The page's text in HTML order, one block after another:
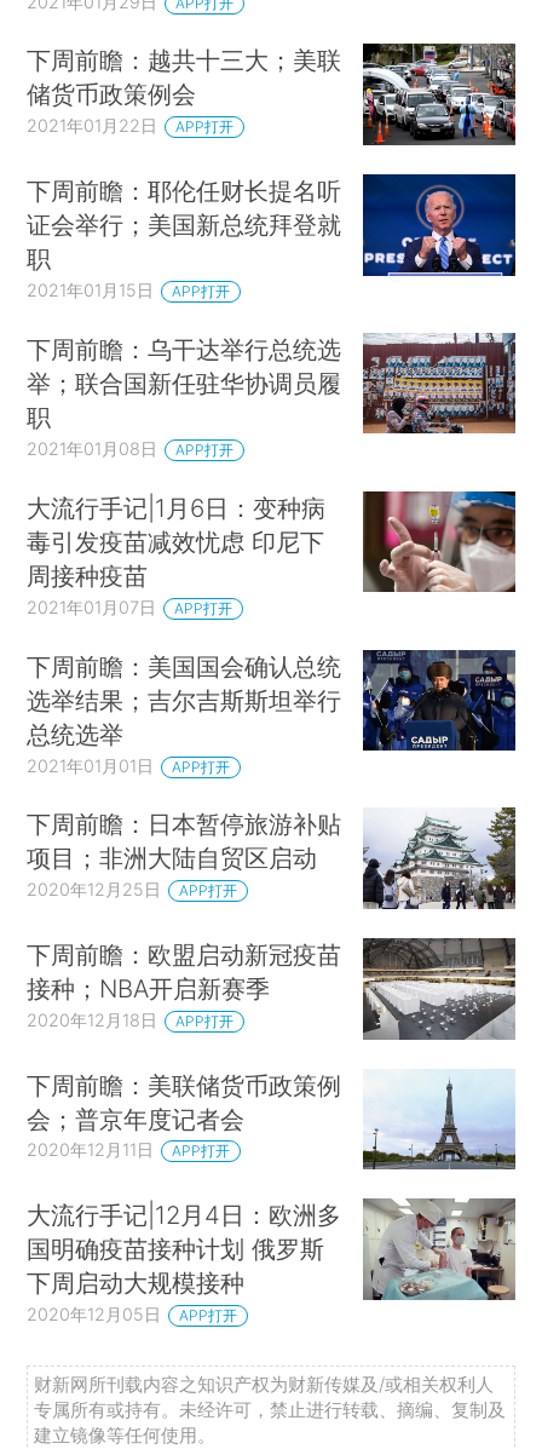
下周前瞻：越共十三大；美联
储货币政策例会
2021年01月22日 APP打开
下周前瞻：耶伦任财长提名听
证会举行；美国新总统拜登就
职
2021年01月15日 APP打开
下周前瞻：乌干达举行总统选
举；联合国新任驻华协调员履
职
2021年01月08日 APP打开
大流行手记|1月6日：变种病
毒引发疫苗减效忧虑 印尼下
周接种疫苗
2021年01月07日 APP打开
下周前瞻：美国国会确认总统
选举结果；吉尔吉斯斯坦举行
总统选举
2021年01月01日 APP打开
下周前瞻：日本暂停旅游补贴
项目；非洲大陆自贸区启动
2020年12月25日 APP打开
下周前瞻：欧盟启动新冠疫苗
接种；NBA开启新赛季
2020年12月18日 APP打开
下周前瞻：美联储货币政策例
会；普京年度记者会
2020年12月11日 APP打开
大流行手记|12月4日：欧洲多
国明确疫苗接种计划 俄罗斯
下周启动大规模接种
2020年12月05日 APP打开
财新网所刊载内容之知识产权为财新传媒及/或相关权利人
专属所有或持有。未经许可，禁止进行转载、摘编、复制及
建立镜像等任何使用。